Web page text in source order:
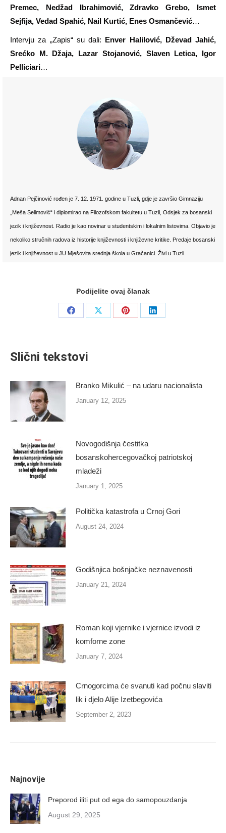
Premec, Nedžad Ibrahimović, Zdravko Grebo, Ismet
Sejfija, Vedad Spahić, Nail Kurtić, Enes Osmančević…
Intervju za „Zapis“ su dali: Enver Halilović, Dževad Jahić,
Srećko M. Džaja, Lazar Stojanović, Slaven Letica, Igor
Pelliciari…
Adnan Pejčinović rođen je 7. 12. 1971. godine u Tuzli, gdje je završio Gimnaziju
„Meša Selimović“ i diplomirao na Filozofskom fakultetu u Tuzli, Odsjek za bosanski
jezik i književnost. Radio je kao novinar u studentskim i lokalnim listovima. Objavio je
nekoliko stručnih radova iz historije književnosti i književne kritike. Predaje bosanski
jezik i književnost u JU Mješovita srednja škola u Gračanici. Živi u Tuzli.
Podijelite ovaj članak
Share
Share
Share
Share
Slični tekstovi
Branko Mikulić – na udaru nacionalista
January 12, 2025
Novogodišnja čestitka
bosanskohercegovačkoj patriotskoj
mladeži
January 1, 2025
Politička katastrofa u Crnoj Gori
August 24, 2024
Godišnjica bošnjačke neznavenosti
January 21, 2024
Roman koji vjernike i vjernice izvodi iz
komforne zone
January 7, 2024
Crnogorcima će svanuti kad počnu slaviti
lik i djelo Alije Izetbegovića
September 2, 2023
Najnovije
Preporod iliti put od ega do samopouzdanja
August 29, 2025